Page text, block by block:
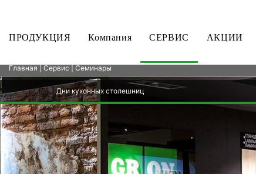
ПРОДУКЦИЯ Компания СЕРВИС АКЦИИ
Главная Сервис | Семинары
Дни кухонных столешниц